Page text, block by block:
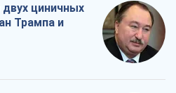
циничных
Трампа и